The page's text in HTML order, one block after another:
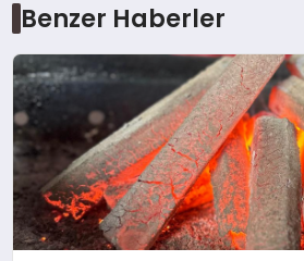
Benzer Haberler